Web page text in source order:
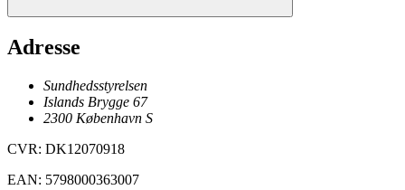
Adresse
Sundhedsstyrelsen
Islands Brygge 67
2300 København S
CVR: DK12070918
EAN: 5798000363007